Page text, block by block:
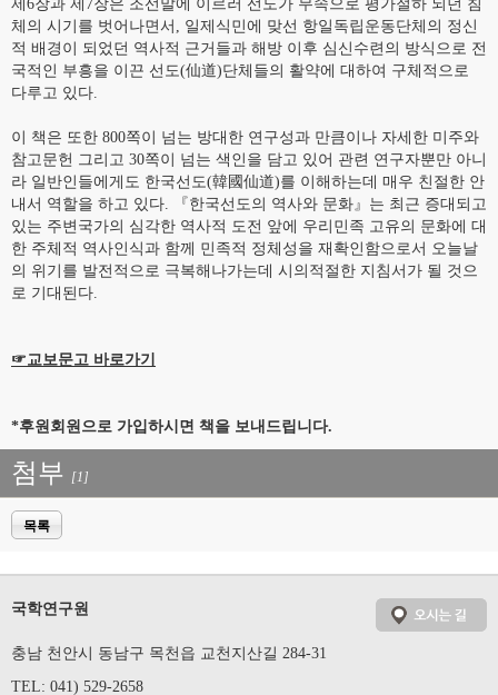
제6장과 제7장은 조선말에 이르러 선도가 무속으로 평가절하 되던 침
체의 시기를 벗어나면서, 일제식민에 맞선 항일독립운동단체의 정신
적 배경이 되었던 역사적 근거들과 해방 이후 심신수련의 방식으로 전
국적인 부흥을 이끈 선도(仙道)단체들의 활약에 대하여 구체적으로
다루고 있다.
이 책은 또한 800쪽이 넘는 방대한 연구성과 만큼이나 자세한 미주와
참고문헌 그리고 30쪽이 넘는 색인을 담고 있어 관련 연구자뿐만 아니
라 일반인들에게도 한국선도(韓國仙道)를 이해하는데 매우 친절한 안
내서 역할을 하고 있다. 『한국선도의 역사와 문화』는 최근 증대되고
있는 주변국가의 심각한 역사적 도전 앞에 우리민족 고유의 문화에 대
한 주체적 역사인식과 함께 민족적 정체성을 재확인함으로서 오늘날
의 위기를 발전적으로 극복해나가는데 시의적절한 지침서가 될 것으
로 기대된다.
☞교보문고 바로가기
*후원회원으로 가입하시면 책을 보내드립니다.
첨부 [1]
목록
국학연구원
충남 천안시 동남구 목천읍 교천지산길 284-31
TEL: 041) 529-2658